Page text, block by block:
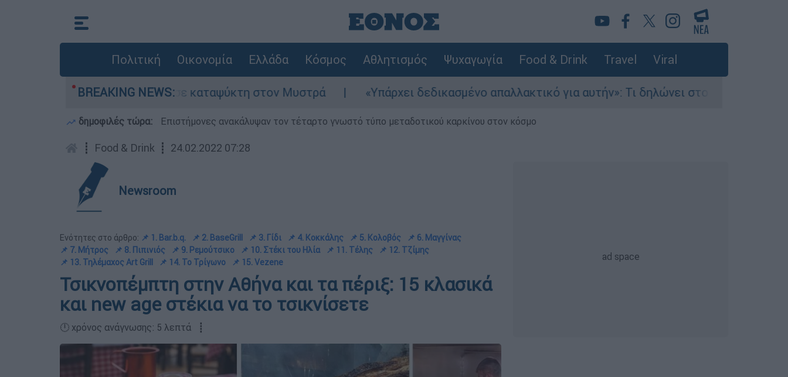
Πολιτική Οικονομία Ελλάδα Κόσμος Αθλητισμός Ψυχαγωγία Food & Drink Travel Viral
BREAKING NEWS:
του πατέρα σε καταψύκτη στον Μυστρά «Υπάρχει δεδικασμένο απαλλακτικό για αυτήν»: Τι δηλώνει στο ethnos.gr ο Κώστας
δημοφιλές τώρα: Επιστήμονες ανακάλυψαν τον τέταρτο γνωστό τύπο μεταδοτικού καρκίνου στον κόσμο
┋ Food & Drink ┋ 24.02.2022 07:28
Newsroom
Ενότητες στο άρθρο: 📌 1. Bar.b.q. 📌 2. BaseGrill 📌 3. Γίδι 📌 4. Κοκκάλης 📌 5. Κολοβός
📌 6. Μαγγίνας
📌 7. Μήτρος
📌 8. Πιπινιός 📌 9. Ρεμούτσικο 📌 10. Στέκι του Ηλία 📌 11. Τέλης
📌 12. Τζίμης
📌 13. Τηλέμαχος Art Grill
📌 14. Το Τρίγωνο 📌 15. Vezene
Τσικνοπέμπτη στην Αθήνα και τα πέριξ: 15 κλασικά
και new age στέκια να το τσικνίσετε
🕛 χρόνος ανάγνωσης: 5 λεπτά ┋